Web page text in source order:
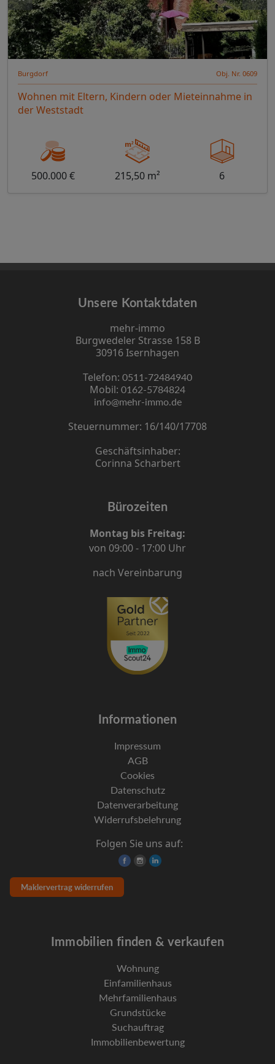
Burgdorf Obj. Nr. 0609
Wohnen mit Eltern, Kindern oder Mieteinnahme in
der Weststadt
500.000 € 215,50 m² 6
Unsere Kontaktdaten
mehr-immo
Burgwedeler Strasse 158 B
30916 Isernhagen
Telefon: 0511-72484940
Mobil: 0162-5784824
info@mehr-immo.de
Steuernummer: 16/140/17708
Geschäftsinhaber:
Corinna Scharbert
Bürozeiten
Montag bis Freitag:
von 09:00 - 17:00 Uhr
nach Vereinbarung
Informationen
Impressum
AGB
Cookies
Datenschutz
Datenverarbeitung
Widerrufsbelehrung
Folgen Sie uns auf:
Maklervertrag widerrufen
Immobilien finden & verkaufen
Wohnung
Einfamilienhaus
Mehrfamilienhaus
Grundstücke
Suchauftrag
Immobilienbewertung